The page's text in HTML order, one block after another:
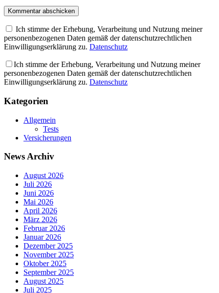
Ich stimme der Erhebung, Verarbeitung und Nutzung meiner
personenbezogenen Daten gemäß der datenschutzrechtlichen
Einwilligungserklärung zu. Datenschutz
Ich stimme der Erhebung, Verarbeitung und Nutzung meiner
personenbezogenen Daten gemäß der datenschutzrechtlichen
Einwilligungserklärung zu. Datenschutz
Kategorien
Allgemein
Tests
Versicherungen
News Archiv
August 2026
Juli 2026
Juni 2026
Mai 2026
April 2026
März 2026
Februar 2026
Januar 2026
Dezember 2025
November 2025
Oktober 2025
September 2025
August 2025
Juli 2025